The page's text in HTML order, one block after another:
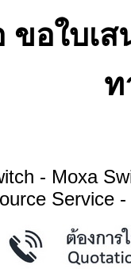
ขอใบเ
ท
- Moxa
Service